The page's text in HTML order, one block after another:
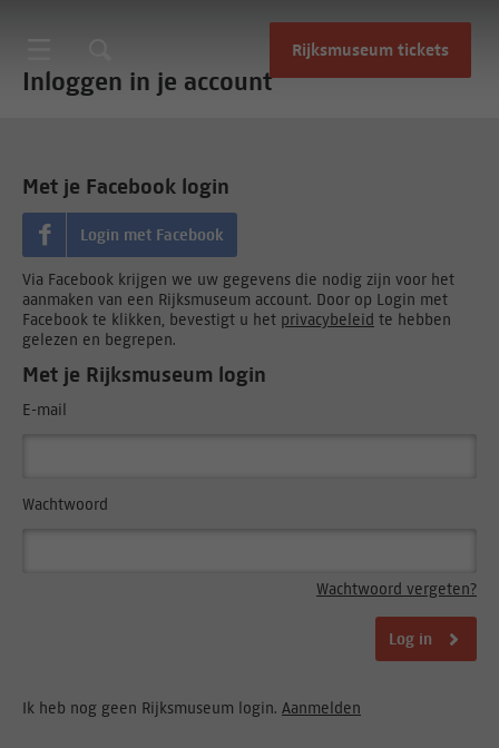
Rijksmuseum tickets
Inloggen in je account
Met je Facebook login
Login met Facebook
Via Facebook krijgen we uw gegevens die nodig zijn voor het
aanmaken van een Rijksmuseum account. Door op Login met
Facebook te klikken, bevestigt u het privacybeleid te hebben
gelezen en begrepen.
Met je Rijksmuseum login
E-mail
Wachtwoord
Wachtwoord vergeten?
Log in
Ik heb nog geen Rijksmuseum login. Aanmelden